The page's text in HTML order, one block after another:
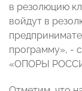
в резолюцию
войдут в
программу», -
«ОПОРЫ